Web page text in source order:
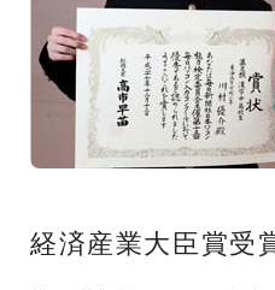
経済産業大臣賞受